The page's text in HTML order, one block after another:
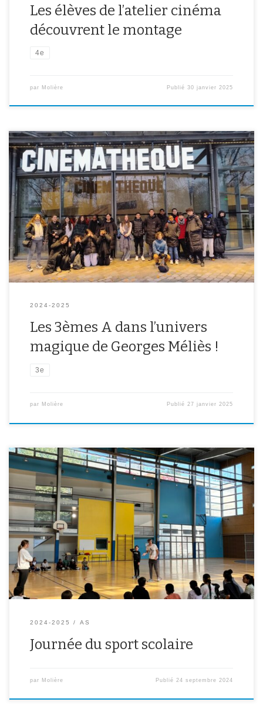
Les élèves de l’atelier cinéma
découvrent le montage
4e
par Molière Publié30 janvier 2025
La Cinémathèque française a ouvert ses portes à nos 3èmes pour
une expérience unique alliant histoire du cinéma et création
artistique. Pendant deux journées entières, les 3A ont pu découvrir
les coulisses du cinéma, s’imprégner de l’héritage de Georges
Méliès et développer leur créativité à travers un atelier
cinématographique. En […]
2024-2025
Les 3èmes A dans l’univers
magique de Georges Méliès !
3e
par Molière Publié27 janvier 2025
Le 19 septembre dernier tous les élèves de 6ème se sont initiés
aux différents sports qu’il est possible de pratiquer à l’AS. Au
programme Hand-ball, boxe, renforcement musculaire….
2024-2025 AS
Journée du sport scolaire
par Molière Publié 24 septembre 2024